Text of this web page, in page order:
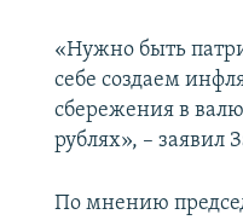
«Нужно быть
себе создаем
сбережения в
рублях», – заявил
По мнению